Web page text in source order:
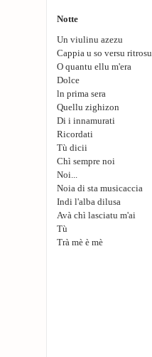
Notte
Un viulinu azezu
Cappia u so versu ritrosu
O quantu ellu m'era
Dolce
ln prima sera
Quellu zighizon
Di i innamurati
Ricordati
Tù dicii
Chì sempre noi
Noi...
Noia di sta musicaccia
Indi l'alba dilusa
Avà chì lasciatu m'ai
Tù
Trà mè è mè